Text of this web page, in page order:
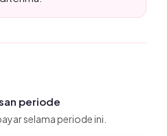
periode
selama periode ini.